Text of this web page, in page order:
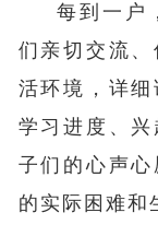
每到一户
们亲切交流
活环境，详
学习进度、
子们的心声
的实际困难和